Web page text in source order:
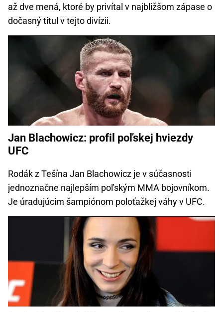
až dve mená, ktoré by privítal v najbližšom zápase o
dočasný titul v tejto divízii.
Jan Blachowicz: profil poľskej hviezdy
UFC
Rodák z Tešína Jan Blachowicz je v súčasnosti
jednoznačne najlepším poľským MMA bojovníkom.
Je úradujúcim šampiónom poloťažkej váhy v UFC.